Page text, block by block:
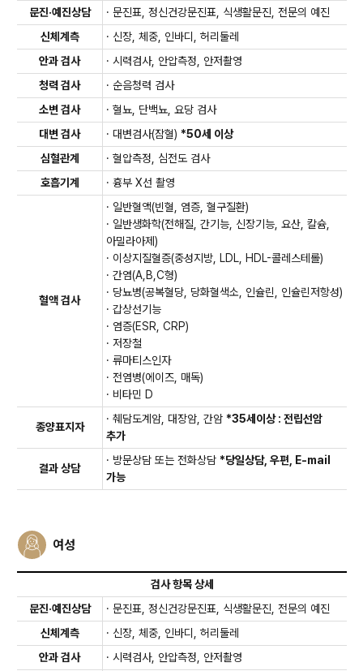
문진·예진상담
· 문진표, 정신건강문진표, 식생활문진, 전문의 예진
신체계측
· 신장, 체중, 인바디, 허리둘레
안과 검사
· 시력검사, 안압측정, 안저촬영
청력 검사
· 순음청력 검사
소변 검사
· 혈뇨, 단백뇨, 요당 검사
대변 검사
· 대변검사(잠혈) *50세 이상
심혈관계
· 혈압측정, 심전도 검사
호흡기계
· 흉부 X선 촬영
혈액 검사
· 일반혈액(빈혈, 염증, 혈구질환)
· 일반생화학(전해질, 간기능, 신장기능, 요산, 칼슘,
아밀라아제)
· 이상지질혈증(중성지방, LDL, HDL-콜레스테롤)
· 간염(A,B,C형)
· 당뇨병(공복혈당, 당화혈색소, 인슐린, 인슐린저항성)
· 갑상선기능
· 염증(ESR, CRP)
· 저장철
· 류마티스인자
· 전염병(에이즈, 매독)
· 비타민 D
종양표지자
· 췌담도계암, 대장암, 간암 *35세이상 : 전립선암
추가
결과 상담
· 방문상담 또는 전화상담 *당일상담, 우편, E-mail
가능
여성
검사 항목 상세
문진·예진상담
· 문진표, 정신건강문진표, 식생활문진, 전문의 예진
신체계측
· 신장, 체중, 인바디, 허리둘레
안과 검사
· 시력검사, 안압측정, 안저촬영
공통검사 항목 + 프리미엄S 항목
프로그램 구성(공통검사 항목 포함)
공통검사 항목 + 프리미엄S 항목
프로그램 구성(공통검사 항목 포함)
문진·예진상담
· 문진표, 정신건강문진표, 식생활문진,
전문의 예진